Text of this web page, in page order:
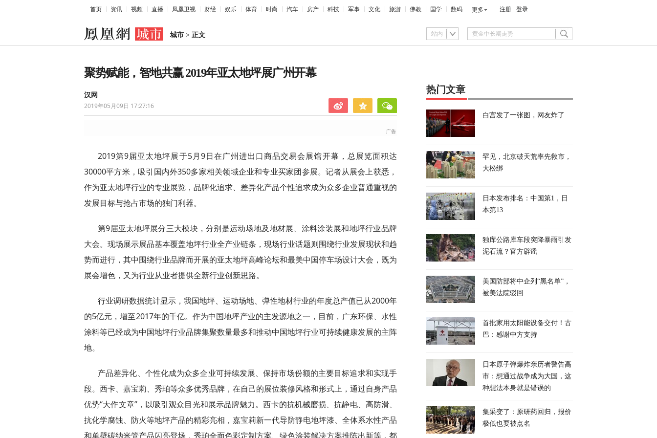
首页 资讯 视频 直播 凤凰卫视 财经 娱乐 体育 时尚 汽车 房产 科技 军事 文化 旅游 佛教 国学 数码 更多 注册 登录
城市 > 正文 站内
聚势赋能，智地共赢 2019年亚太地坪展广州开幕
汉网
2019年05月09日 17:27:16
2019第9届亚太地坪展于5月9日在广州进出口商品交易会展馆开幕，总展览面积达
30000平方米，吸引国内外350多家相关领域企业和专业买家团参展。记者从展会上获悉，
作为亚太地坪行业的专业展览，品牌化追求、差异化产品个性追求成为众多企业普通重视的
发展目标与抢占市场的独门利器。
第9届亚太地坪展分三大模块，分别是运动场地及地材展、涂料涂装展和地坪行业品牌
大会。现场展示展品基本覆盖地坪行业全产业链条，现场行业话题则围绕行业发展现状和趋
势而进行，其中围绕行业品牌而开展的亚太地坪高峰论坛和最美中国停车场设计大会，既为
展会增色，又为行业从业者提供全新行业创新思路。
行业调研数据统计显示，我国地坪、运动场地、弹性地材行业的年度总产值已从2000年
的5亿元，增至2017年的千亿。作为中国地坪产业的主发源地之一，目前，广东环保、水性
涂料等已经成为中国地坪行业品牌集聚数量最多和推动中国地坪行业可持续健康发展的主阵
地。
产品差异化、个性化成为众多企业可持续发展、保持市场份额的主要目标追求和实现手
段。西卡、嘉宝莉、秀珀等众多优秀品牌，在自己的展位装修风格和形式上，通过自身产品
优势“大作文章”，以吸引观众目光和展示品牌魅力。西卡的抗机械磨损、抗静电、高防滑、
抗化学腐蚀、防火等地坪产品的精彩亮相，嘉宝莉新一代导防静电地坪漆、全体系水性产品
和单壁碳纳米管产品闪亮登场，秀珀全面色彩定制方案、绿色涂装解决方案推陈出新等，都
热门文章
白宫发了一张图，网友炸了
罕见，北京破天荒率先救市，
大松绑
日本发布排名：中国第1，日
本第13
独库公路库车段突降暴雨引发
泥石流？官方辟谣
美国防部将中企列“黑名单”，
被美法院驳回
首批家用太阳能设备交付！古
巴：感谢中方支持
日本原子弹爆炸亲历者警告高
市：想通过战争成为大国，这
种想法本身就是错误的
集采变了：原研药回归，报价
极低也要被点名